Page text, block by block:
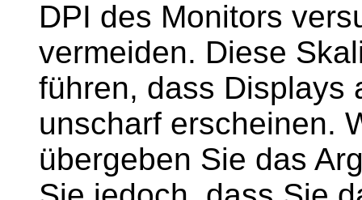
DPI des Monitors
vermeiden. Diese
führen, dass Displays
unscharf erscheinen.
übergeben Sie das